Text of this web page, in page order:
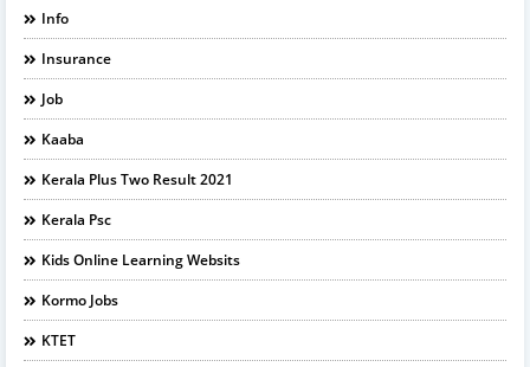
Info
Insurance
Job
Kaaba
Kerala Plus Two Result 2021
Kerala Psc
Kids Online Learning Websits
Kormo Jobs
KTET